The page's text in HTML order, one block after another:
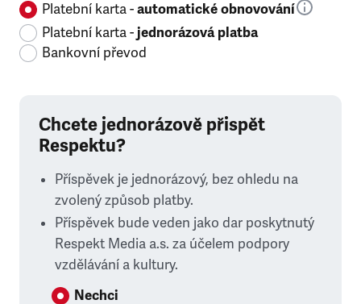
Platební karta -automatické obnovování
Platební karta -jednorázová platba
Bankovní převod
Chcete jednorázově přispět
Respektu?
Příspěvek je jednorázový, bez ohledu na
zvolený způsob platby.
Příspěvek bude veden jako dar poskytnutý
Respekt Media a.s. za účelem podpory
vzdělávání a kultury.
Nechci